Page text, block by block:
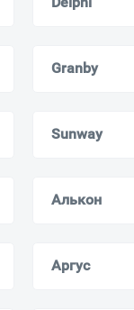
Granby
Sunway
Алькон
Аргус